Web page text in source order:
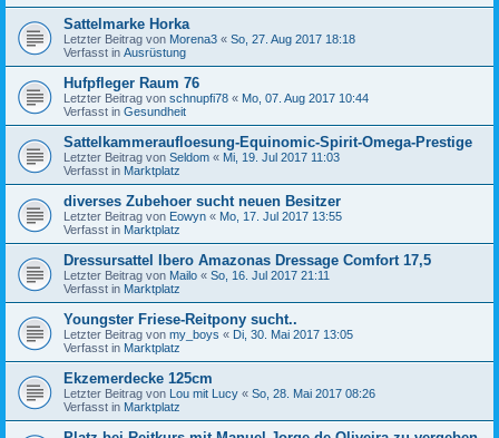
Sattelmarke Horka
Letzter Beitrag von Morena3 « So, 27. Aug 2017 18:18
Verfasst in Ausrüstung
Hufpfleger Raum 76
Letzter Beitrag von schnupfi78 « Mo, 07. Aug 2017 10:44
Verfasst in Gesundheit
Sattelkammeraufloesung-Equinomic-Spirit-Omega-Prestige
Letzter Beitrag von Seldom « Mi, 19. Jul 2017 11:03
Verfasst in Marktplatz
diverses Zubehoer sucht neuen Besitzer
Letzter Beitrag von Eowyn « Mo, 17. Jul 2017 13:55
Verfasst in Marktplatz
Dressursattel Ibero Amazonas Dressage Comfort 17,5
Letzter Beitrag von Mailo « So, 16. Jul 2017 21:11
Verfasst in Marktplatz
Youngster Friese-Reitpony sucht..
Letzter Beitrag von my_boys « Di, 30. Mai 2017 13:05
Verfasst in Marktplatz
Ekzemerdecke 125cm
Letzter Beitrag von Lou mit Lucy « So, 28. Mai 2017 08:26
Verfasst in Marktplatz